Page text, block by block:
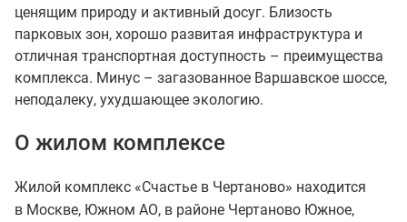
ценящим природу и активный досуг. Близость
парковых зон, хорошо развитая инфраструктура и
отличная транспортная доступность – преимущества
комплекса. Минус – загазованное Варшавское шоссе,
неподалеку, ухудшающее экологию.
О жилом комплексе
Жилой комплекс «Счастье в Чертаново» находится
в Москве, Южном АО, в районе Чертаново Южное,